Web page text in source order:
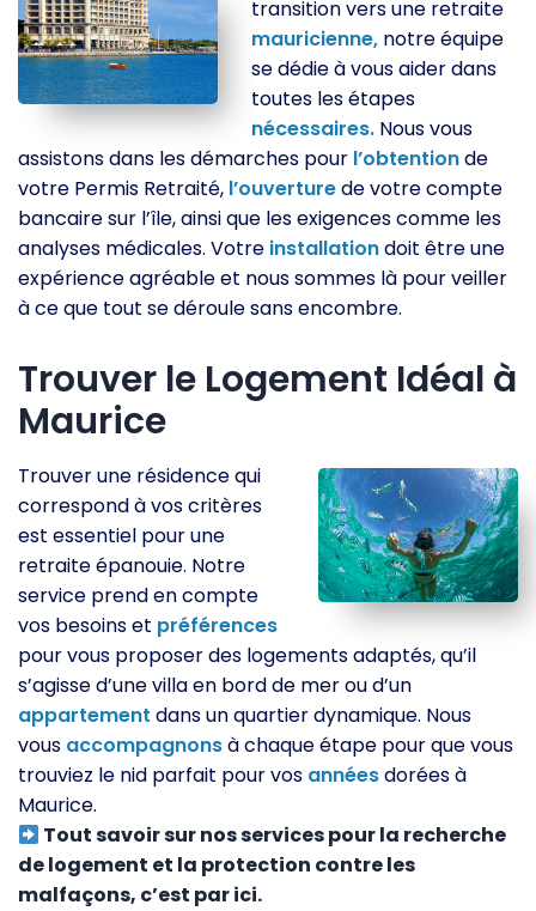
transition vers une retraite
mauricienne, notre équipe
se dédie à vous aider dans
toutes les étapes
nécessaires. Nous vous
assistons dans les démarches pour l’obtentionde
votre Permis Retraité, l’ouverturede votre compte
bancaire sur l’île, ainsi que les exigences comme les
analyses médicales. Votre installationdoit être une
expérience agréable et nous sommes là pour veiller
à ce que tout se déroule sans encombre.
Trouver le Logement Idéal à
Maurice
Trouver une résidence qui
correspond à vos critères
est essentiel pour une
retraite épanouie. Notre
service prend en compte
vos besoins et préférences
pour vous proposer des logements adaptés, qu’il
s’agisse d’une villa en bord de mer ou d’un
appartement dans un quartier dynamique. Nous
vous accompagnonsà chaque étape pour que vous
trouviez le nid parfait pour vos annéesdorées à
Maurice.
Tout savoir sur nos services pour la recherche
de logement et la protection contre les
malfaçons, c’est par ici.